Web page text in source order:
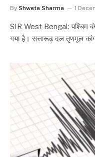
By Shweta Sharma 1
SIR West Bengal: पश्चिम
गया है। सत्तारूढ़ दल तृणमूल